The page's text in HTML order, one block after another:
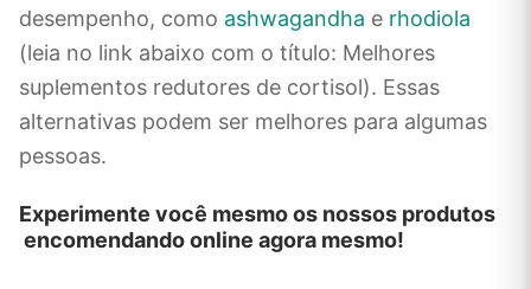
desempenho, como ashwagandha e rhodiola
(leia no link abaixo com o título: Melhores
suplementos redutores de cortisol). Essas
alternativas podem ser melhores para algumas
pessoas.
Experimente você mesmo os nossos produtos
encomendandoonline agora mesmo!